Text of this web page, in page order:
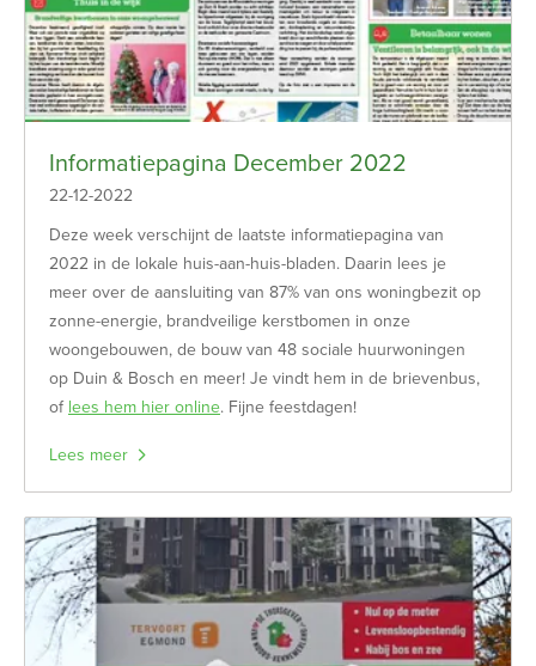
Informatiepagina December 2022
22-12-2022
Deze week verschijnt de laatste informatiepagina van
2022 in de lokale huis-aan-huis-bladen. Daarin lees je
meer over de aansluiting van 87% van ons woningbezit op
zonne-energie, brandveilige kerstbomen in onze
woongebouwen, de bouw van 48 sociale huurwoningen
op Duin & Bosch en meer! Je vindt hem in de brievenbus,
of lees hem hier online. Fijne feestdagen!
Lees meer